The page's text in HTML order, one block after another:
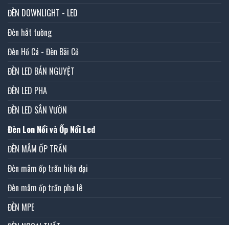
ĐÈN DOWNLIGHT - LED
Đèn hắt tường
Đèn Hồ Cá - Đèn Bãi Cỏ
ĐÈN LED BÁN NGUYỆT
ĐÈN LED PHA
ĐÈN LED SÂN VƯỜN
Đèn Lon Nổi và Ốp Nổi Led
ĐÈN MÂM ỐP TRẦN
Đèn mâm ốp trần hiện đại
Đèn mâm ốp trần pha lê
ĐÈN MPE